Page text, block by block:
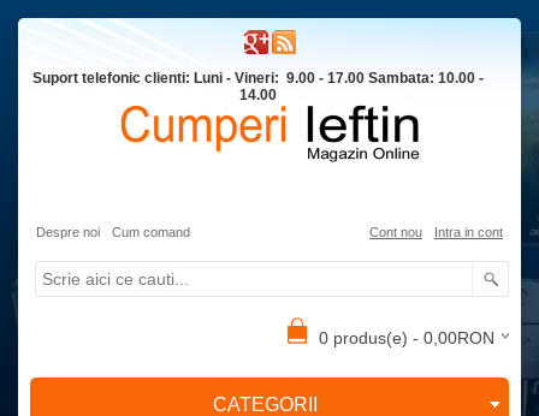
Suport telefonic clienti: Luni - Vineri: 9.00 - 17.00 Sambata: 10.00 -
14.00
Despre noi Cum comand Cont nou Intra in cont
0 produs(e) - 0,00RON
CATEGORII